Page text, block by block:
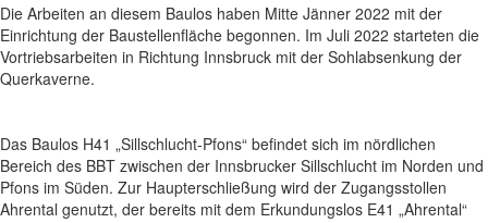
Die Arbeiten an diesem Baulos haben Mitte Jänner 2022 mit der
Einrichtung der Baustellenfläche begonnen. Im Juli 2022 starteten die
Vortriebsarbeiten in Richtung Innsbruck mit der Sohlabsenkung der
Querkaverne.
Das Baulos H41 „Sillschlucht-Pfons“ befindet sich im nördlichen
Bereich des BBT zwischen der Innsbrucker Sillschlucht im Norden und
Pfons im Süden. Zur Haupterschließung wird der Zugangsstollen
Ahrental genutzt, der bereits mit dem Erkundungslos E41 „Ahrental“